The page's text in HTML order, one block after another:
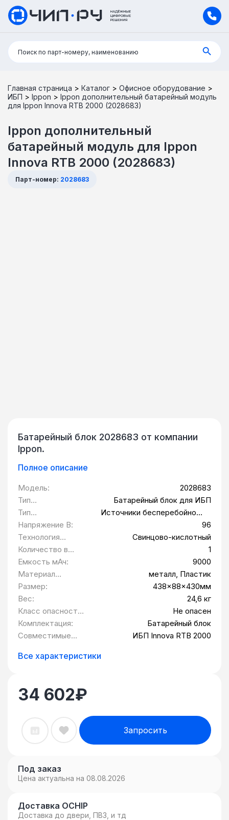
Поиск:
Поиск по парт-номеру, наименованию
Главная страница > Каталог > Офисное оборудование >
ИБП > Ippon > Ippon дополнительный батарейный модуль
для Ippon Innova RTB 2000 (2028683)
Ippon дополнительный
батарейный модуль для Ippon
Innova RTB 2000 (2028683)
Парт-номер: 2028683
Батарейный блок 2028683 от компании
Ippon.
Полное описание
Модель:
2028683
Тип
оборудования:
Батарейный блок для ИБП
Тип
совместимого
оборудования:
Источники бесперебойного
питания
Напряжение В:
96
Технология
производства:
Свинцово-кислотный
Количество в
упаковке шт:
1
Емкость мАч:
9000
Материал
корпуса:
металл, Пластик
Размер:
438x88x430мм
Вес:
24,6 кг
Класс опасности
товара:
Не опасен
Комплектация:
Батарейный блок
Совместимые
ИБП Innova RTB 2000
Все характеристики
34 602₽
Запросить
Под заказ
Цена актуальна на 08.08.2026
Доставка OCHIP
Доставка до двери, ПВЗ, и тд